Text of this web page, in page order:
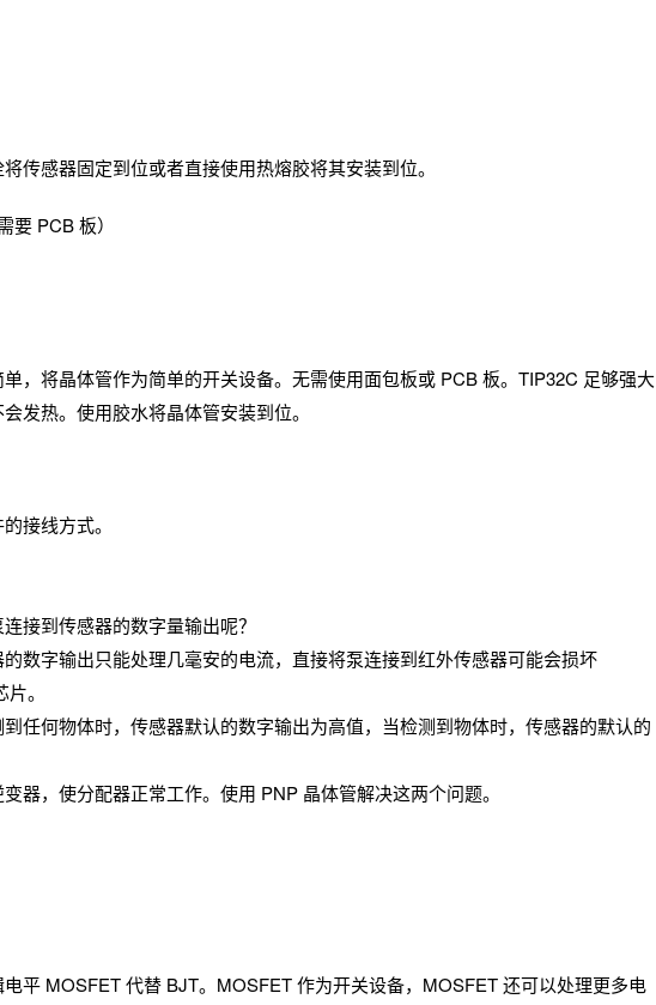
传感器固定到位或者直接使用热熔胶将其安装到位。
要 PCB 板）
，将晶体管作为简单的开关设备。无需使用面包板或 PCB 板。TIP32C 足够强大
发热。使用胶水将晶体管安装到位。
接线方式。
接到传感器的数字量输出呢？
数字输出只能处理几毫安的电流，直接将泵连接到红外传感器可能会损坏
。
任何物体时，传感器默认的数字输出为高值，当检测到物体时，传感器的默认的
器，使分配器正常工作。使用 PNP 晶体管解决这两个问题。
平 MOSFET 代替 BJT。MOSFET 作为开关设备，MOSFET 还可以处理更多电